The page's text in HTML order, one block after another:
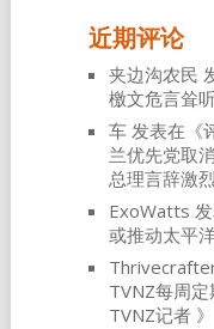
近期评论
夹边沟农民
檄文危言耸
车发表在《
兰优先党取
总理言辞激烈
ExoWatts
或推动太平
TVNZ每周
TVNZ记者 》